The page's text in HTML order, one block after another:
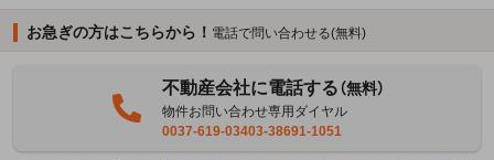
お急ぎの方はこちらから！ 電話で問い合わせる(無料)
不動産会社に電話する（無料）
物件お問い合わせ専用ダイヤル
0037-619-03403-38691-1051